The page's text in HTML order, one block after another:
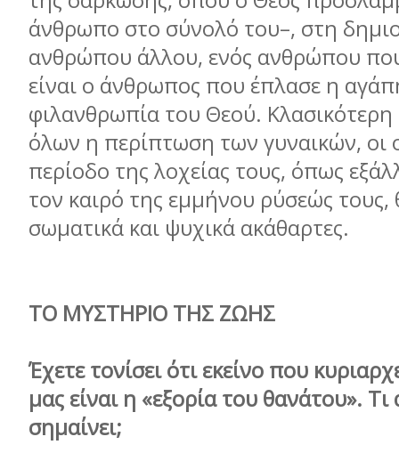
άνθρωπο στο σύνολό του–, στη
ανθρώπου άλλου, ενός ανθρώπου
είναι ο άνθρωπος που έπλασε η
φιλανθρωπία του Θεού.
όλων η περίπτωση των γυναικών, οι
περίοδο της λοχείας τους, όπως
τον καιρό της εμμήνου ρύσεώς τους,
σωματικά και ψυχικά ακάθαρτες.
ΤΟ ΜΥΣΤΗΡΙΟ ΤΗΣ ΖΩΗΣ
Έχετε τονίσει ότι εκείνο που
μας είναι η «εξορία του θανάτου». Τι
σημαίνει;